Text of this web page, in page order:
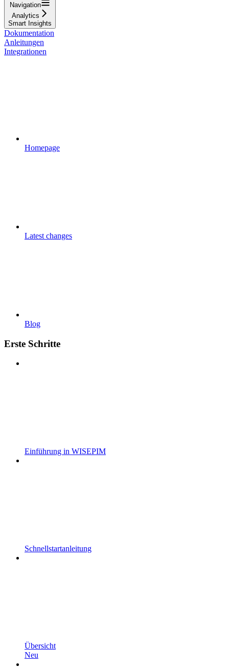
Navigation
Analytics
Smart Insights
Dokumentation
Anleitungen
Integrationen
Homepage
Latest changes
Blog
Erste Schritte
Einführung in WISEPIM
Schnellstartanleitung
Übersicht
Neu